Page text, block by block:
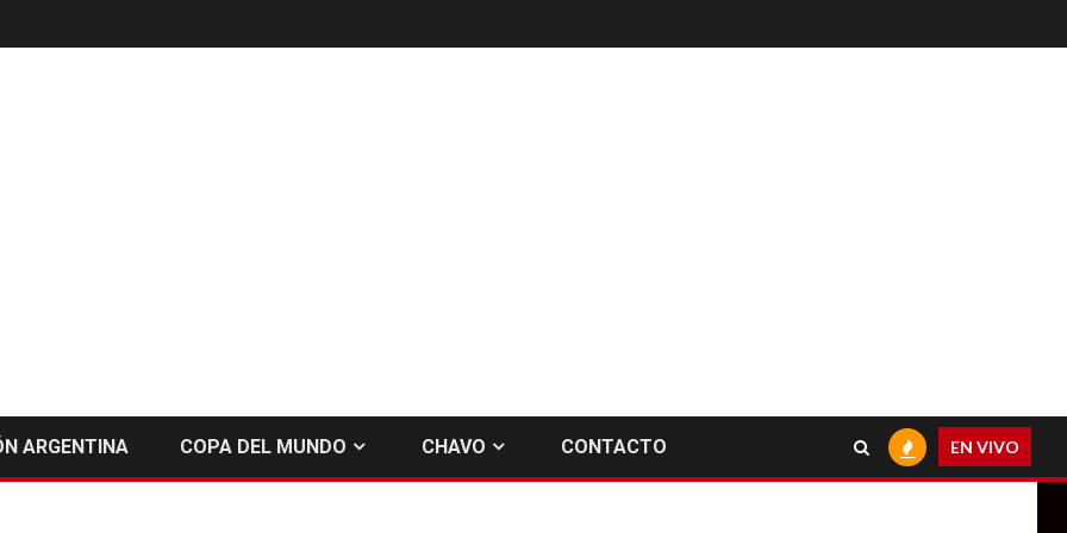
ARGENTINA COPA DEL MUNDO CHAVO CONTACTO EN VIVO